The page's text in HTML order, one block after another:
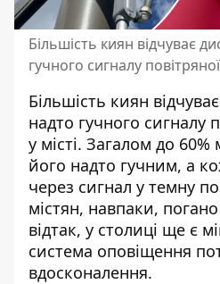
Більшість киян відчуває
гучного сигналу
Більшість киян
надто гучного сигналу
у місті. Загалом до
його надто гучним, а
через сигнал у темну
містян, навпаки,
відтак, у столиці ще є
система оповіщення
вдосконалення.